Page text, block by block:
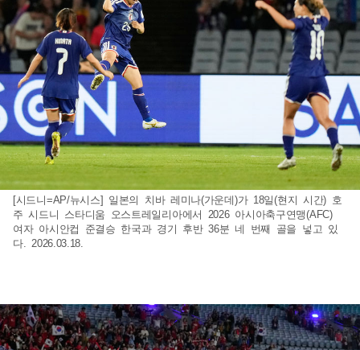
[시드니=AP/뉴시스] 일본의 치바 레미나(가운데)가 18일(현지 시간) 호
주 시드니 스타디움 오스트레일리아에서 2026 아시아축구연맹(AFC)
여자 아시안컵 준결승 한국과 경기 후반 36분 네 번째 골을 넣고 있
다. 2026.03.18.